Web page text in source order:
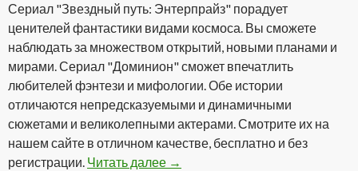
Сериал "Звездный путь: Энтерпрайз" порадует
ценителей фантастики видами космоса. Вы сможете
наблюдать за множеством открытий, новыми планами и
мирами. Сериал "Доминион" сможет впечатлить
любителей фэнтези и мифологии. Обе истории
отличаются непредсказуемыми и динамичными
сюжетами и великолепными актерами. Смотрите их на
нашем сайте в отличном качестве, бесплатно и без
регистрации. Читать далее Сериал Звездный путь:
→